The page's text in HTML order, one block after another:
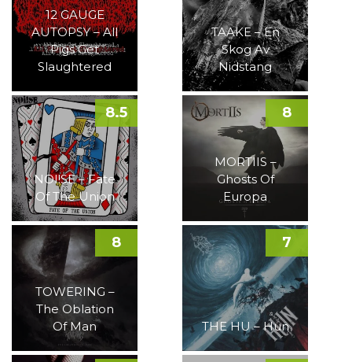
12 GAUGE
AUTOPSY – All
Pigs Get
Slaughtered
TAAKE – En
Skog Av
Nidstang
NOI!SE – Fate
Of The Union
8.5
MORTIIS –
Ghosts Of
Europa
8
TOWERING –
The Oblation
Of Man
8
THE HU – Hun
7